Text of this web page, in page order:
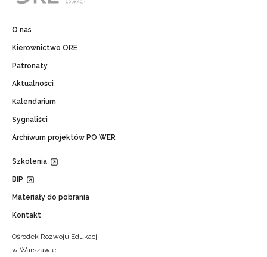
O nas
Kierownictwo ORE
Patronaty
Aktualności
Kalendarium
Sygnaliści
Archiwum projektów PO WER
Szkolenia
BIP
Materiały do pobrania
Kontakt
Ośrodek Rozwoju Edukacji
w Warszawie